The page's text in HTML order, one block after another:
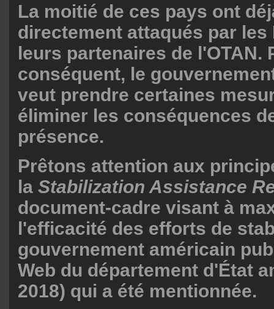
La moitié de ces pays ont
directement attaqués par les
leurs partenaires de l'OTAN.
conséquent, le
veut prendre certaines
éliminer les conséquences
présence.
Prêtons attention aux
la Stabilization Assistance
document-cadre visant à
l'efficacité des efforts de
gouvernement américain
Web du département d'État
2018) qui a été mentionnée.